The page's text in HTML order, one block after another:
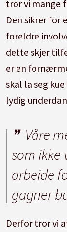
tror vi mange
Den sikrer for
foreldre
dette skjer
er en
skal la seg
lydig
Våre
som ikke
arbeide
gagner
Derfor tror vi